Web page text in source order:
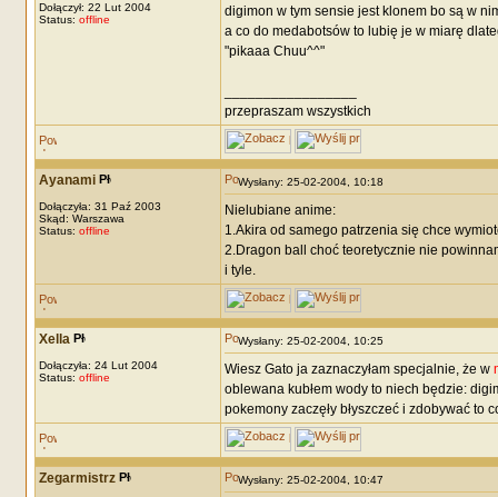
Dołączył: 22 Lut 2004
Status: offline
digimon w tym sensie jest klonem bo są w
a co do medabotsów to lubię je w miarę
"pikaaa Chuu^^"
przepraszam wszystkich
Ayanami
Dołączyła: 31 Paź 2003
Skąd: Warszawa
Status: offline
Wysłany: 25-02-2004, 10:18
Nielubiane anime:
1.Akira od samego patrzenia się chce
2.Dragon ball choć teoretycznie nie
i tyle.
Xella
Dołączyła: 24 Lut 2004
Status: offline
Wysłany: 25-02-2004, 10:25
Wiesz Gato ja zaznaczyłam specjalnie, że w
oblewana kubłem wody to niech będzie:
pokemony zaczęły błyszczeć i zdobywać to
Zegarmistrz Wysłany: 25-02-2004, 10:47